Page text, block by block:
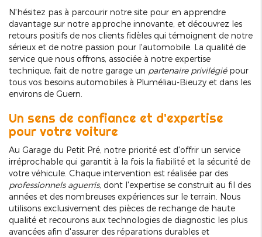
N'hésitez pas à parcourir notre site pour en apprendre
davantage sur notre approche innovante, et découvrez les
retours positifs de nos clients fidèles qui témoignent de notre
sérieux et de notre passion pour l'automobile. La qualité de
service que nous offrons, associée à notre expertise
technique, fait de notre garage un partenaire privilégiépour
tous vos besoins automobiles à Pluméliau-Bieuzy et dans les
environs de Guern.
Un sens de confiance et d'expertise
pour votre voiture
Au Garage du Petit Pré, notre priorité est d'offrir un service
irréprochable qui garantit à la fois la fiabilité et la sécurité de
votre véhicule. Chaque intervention est réalisée par des
professionnels aguerris, dont l'expertise se construit au fil des
années et des nombreuses expériences sur le terrain. Nous
utilisons exclusivement des pièces de rechange de haute
qualité et recourons aux technologies de diagnostic les plus
avancées afin d'assurer des réparations durables et